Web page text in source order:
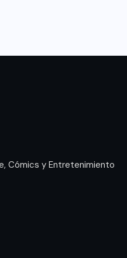
Cómics y Entretenimiento